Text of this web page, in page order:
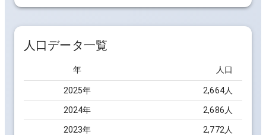
人口データ一覧
年 人口
2025年 2,664人
2024年 2,686 人
2023年 2,772 人